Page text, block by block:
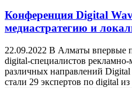
Конференция Digital
медиастратегию и
22.09.2022 В Алматы впервые
digital-специалистов
различных направлений
стали 29 экспертов по digital